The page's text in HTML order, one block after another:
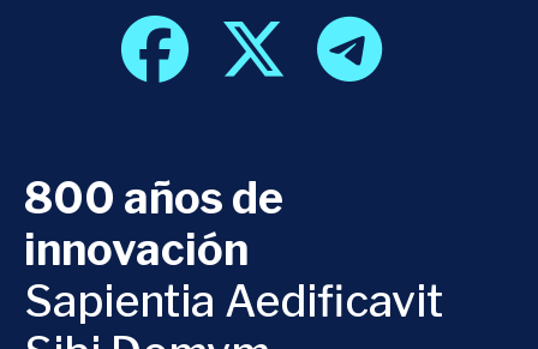
800 años de
innovación
Sapientia Aedificavit